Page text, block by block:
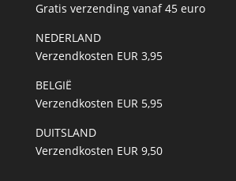
Gratis verzending vanaf 45 euro
NEDERLAND
Verzendkosten EUR 3,95
BELGIË
Verzendkosten EUR 5,95
DUITSLAND
Verzendkosten EUR 9,50